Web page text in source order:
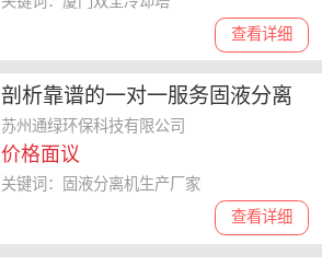
查看详细
剖析靠谱的一对一服务固液分离
机生产厂家，如何选择不踩坑
苏州通绿环保科技有限公司
价格面议
查看详细
关键词：固液分离机生产厂家